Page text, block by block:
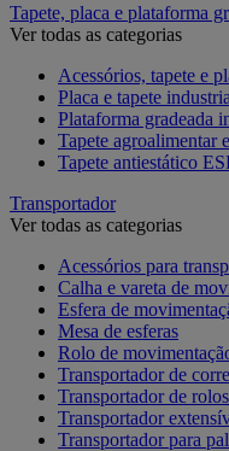
Tapete, placa e plataforma
Ver todas as categorias
Acessórios, tapete e
Placa e tapete
Plataforma gradeada
Tapete agroalimentar
Tapete antiestático
Transportador
Ver todas as categorias
Acessórios para
Calha e vareta de
Esfera de
Mesa de esferas
Rolo de
Transportador de
Transportador de rolos
Transportador
Transportador para